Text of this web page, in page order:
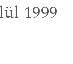
1999